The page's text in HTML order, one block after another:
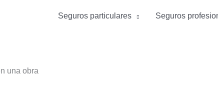
Seguros particulares Seguros